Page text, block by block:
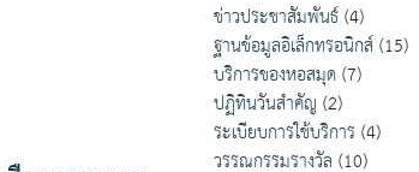
ข่าวประชาสัมพันธ์(4)
ฐานข้อมูลอิเล็กทรอนิกส์(15)
บริการของหอสมุด(7)
ปฏิทินวันสำคัญ(2)
ระเบียบการใช้บริการ (4)
วรรณกรรมรางวัล (10)